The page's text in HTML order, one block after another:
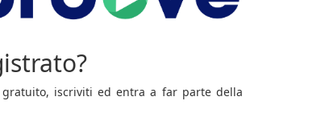
iscriviti ed entra a far parte della